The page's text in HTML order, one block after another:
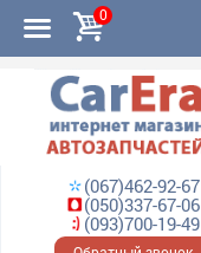
0
(067)462-92-67
(050)337-67-06
(093)700-19-49